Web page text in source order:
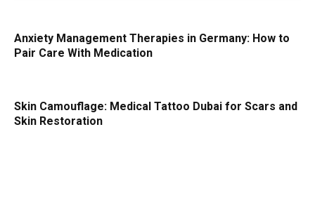
Anxiety Management Therapies in Germany: How to
Pair Care With Medication
Skin Camouflage: Medical Tattoo Dubai for Scars and
Skin Restoration